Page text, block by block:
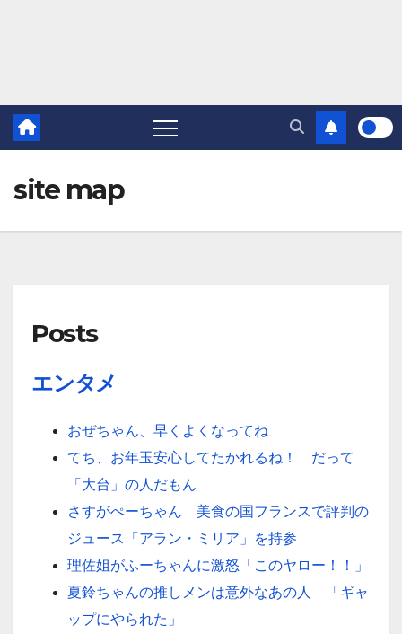
site map
Posts
エンタメ
おぜちゃん、早くよくなってね
てち、お年玉安心してたかれるね！ だって
「大台」の人だもん
さすがぺーちゃん 美食の国フランスで評判の
ジュース「アラン・ミリア」を持参
理佐姐がふーちゃんに激怒「このヤロー！！」
夏鈴ちゃんの推しメンは意外なあの人 「ギャ
ップにやられた」